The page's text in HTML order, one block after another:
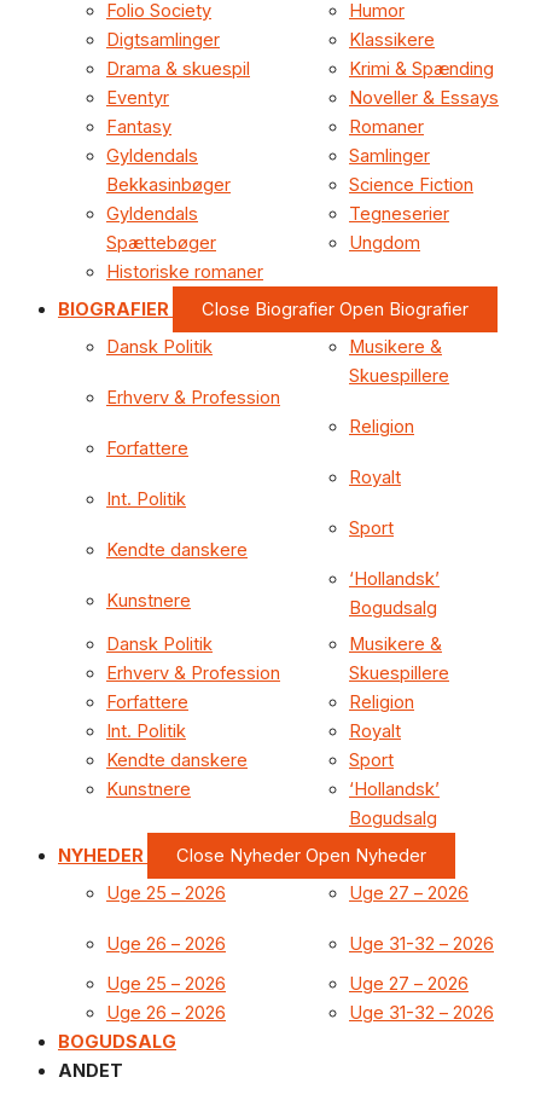
Folio Society
Digtsamlinger
Drama & skuespil
Eventyr
Fantasy
Gyldendals
Bekkasinbøger
Gyldendals
Spættebøger
Historiske romaner
Humor
Klassikere
Krimi & Spænding
Noveller & Essays
Romaner
Samlinger
Science Fiction
Tegneserier
Ungdom
BIOGRAFIER Close Biografier Open Biografier
Dansk Politik
Erhverv & Profession
Forfattere
Int. Politik
Kendte danskere
Kunstnere
Musikere &
Skuespillere
Religion
Royalt
Sport
‘Hollandsk’
Bogudsalg
Dansk Politik
Erhverv & Profession
Forfattere
Int. Politik
Kendte danskere
Kunstnere
Musikere &
Skuespillere
Religion
Royalt
Sport
‘Hollandsk’
Bogudsalg
NYHEDER
Close Nyheder Open Nyheder
Uge 25 – 2026
Uge 26 – 2026
Uge 27 – 2026
Uge 31-32 – 2026
Uge 25 – 2026
Uge 26 – 2026
Uge 27 – 2026
Uge 31-32 – 2026
BOGUDSALG
ANDET